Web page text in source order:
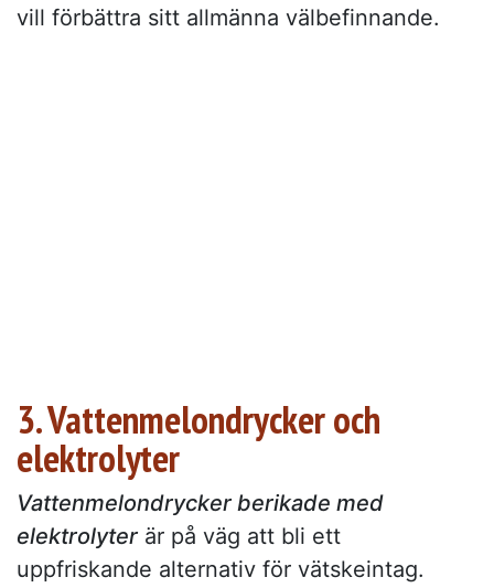
vill förbättra sitt allmänna välbefinnande.
3. Vattenmelondrycker och
elektrolyter
Vattenmelondrycker berikade med
elektrolyter är på väg att bli ett
uppfriskande alternativ för vätskeintag.